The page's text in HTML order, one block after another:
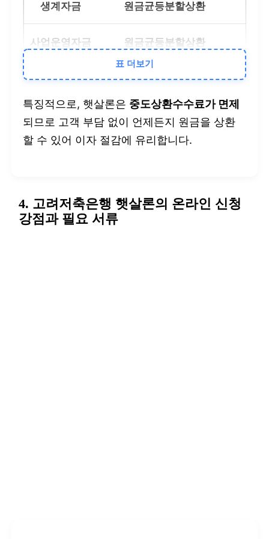
원금균등분할상환
원금균등분할상환
3년 또는 5년 중 선택
표 더보기
특징적으로, 햇살론은 중도상환수수료가 면제
되므로 고객 부담 없이 언제든지 원금을 상환
할 수 있어 이자 절감에 유리합니다.
4. 고려저축은행 햇살론의 온라인 신청
강점과 필요 서류